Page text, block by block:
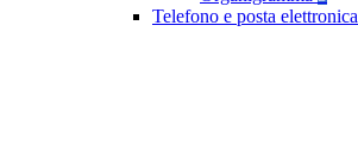
Telefono e posta elettronica